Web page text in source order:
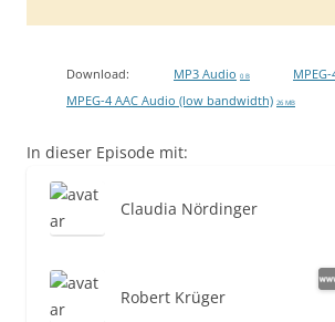
Download: MP3 Audio 0 B
MPEG-4 AAC Audio (low bandwidth) 26 MB
In dieser Episode mit:
Claudia Nördinger
Robert Krüger